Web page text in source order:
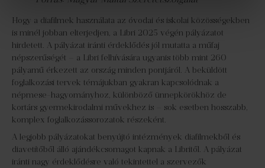
Hogy a diafilmek használata az óvodai és iskolai közösségekben
is minél jobban elterjedjen, a Libri 2025 végén pályázatot
hirdetett. A pályázat iránti érdeklődés jól mutatta a műfaj
népszerűségét – a Libri felhívására ugyanis több mint 260
pályamű érkezett az ország minden pontjáról. A beküldött
foglalkozási tervek témájukban gyakran kapcsolódnak a
népmese-hagyományhoz, különböző ünnepkörökhöz de
kortárs gyermekirodalmi művekhez is – sok esetben hosszabb,
komplex foglalkozássorozatok részeként.
A legjobb pályázatokat benyújtó intézmények diafilmekből és
diavetítőből álló ajándékcsomagot kapnak a Libritől. A pályázat
iránti nagy érdeklődésre való tekintettel a szervezők